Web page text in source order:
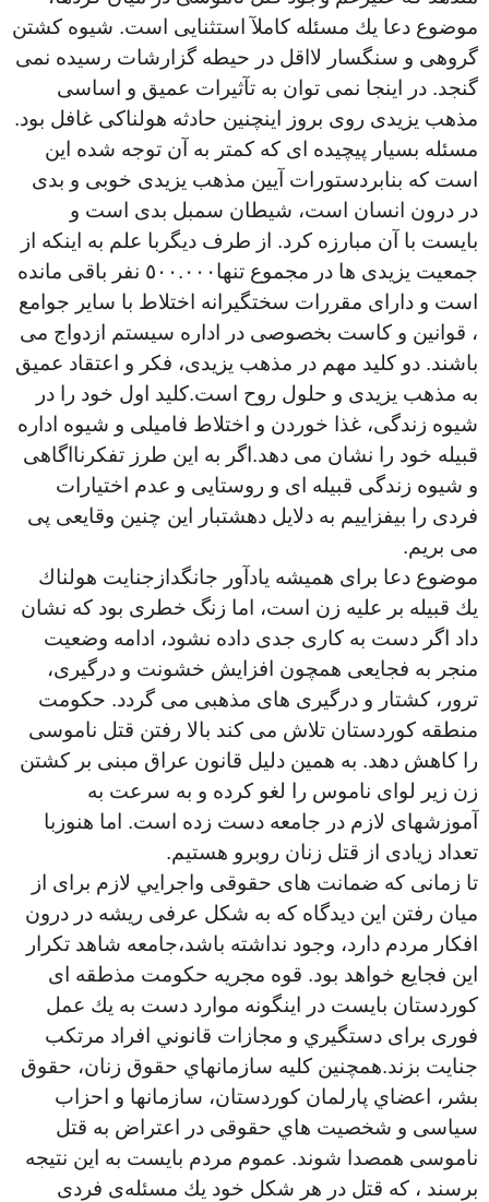
موضوع دعا يك مسئله كاملآ استثنايى است. شيوه كشتن
گروهى و سنگسار لااقل در حيطه گزارشات رسيده نمى
گنجد. در اينجا نمى توان به تآثيرات عميق و اساسى
مذهب يزيدى روى بروز اينچنين حادثه هولناكى غافل بود.
مسئله بسيار پيچيده اى كه كمتر به آن توجه شده اين
است كه بنابردستورات آیین مذهب يزيدى خوبى و بدى
در درون انسان است، شيطان سمبل بدى است و
بايست با آن مبارزه كرد. از طرف ديگربا علم به اينكه از
جمعيت يزيدى ها در مجموع تنها٥٠٠.٠٠٠ نفر باقى مانده
است و داراى مقررات سختگيرانه اختلاط با ساير جوامع
، قوانين و كاست بخصوصى در اداره سيستم ازدواج مى
باشند. دو كليد مهم در مذهب يزيدى، فكر و اعتقاد عميق
به مذهب يزيدى و حلول روح است.كليد اول خود را در
شيوه زندگى، غذا خوردن و اختلاط فاميلى و شيوه اداره
قبيله خود را نشان مى دهد.اگر به اين طرز تفكرنااگاهى
و شيوه زندگى قبيله اى و روستايى و عدم اختيارات
فردى را بيفزاييم به دلايل دهشتبار اين چنين وقايعى پى
مى بريم.
موضوع دعا براى هميشه يادآور جانگدازجنايت هولناك
يك قبيله بر عليه زن است، اما زنگ خطرى بود كه نشان
داد اگر دست به كارى جدى داده نشود، ادامه وضعيت
منجر به فجايعی همچون افزايش خشونت و درگيرى،
ترور، كشتار و درگيرى هاى مذهبى مى گردد. حكومت
منطقه كوردستان تلاش مى كند بالا رفتن قتل ناموسى
را كاهش دهد. به همين دليل قانون عراق مبنى بر كشتن
زن زير لواى ناموس را لغو كرده و به سرعت به
آموزشهاى لازم در جامعه دست زده است. اما هنوزبا
تعداد زيادى از قتل زنان روبرو هستيم.
تا زمانى كه ضمانت هاى حقوقى واجرايي لازم براى از
ميان رفتن اين ديدگاه كه به شكل عرفى ريشه در درون
افكار مردم دارد، وجود نداشته باشد،جامعه شاهد تكرار
اين فجايع خواهد بود. قوه مجريه حكومت مذطقه اى
كوردستان بايست در اينگونه موارد دست به يك عمل
فورى براى دستگيري و مجازات قانوني افراد مرتكب
جنايت بزند.همچنين كليه سازمانهاي حقوق زنان، حقوق
بشر، اعضاي پارلمان كوردستان، سازمانها و احزاب
سياسى و شخصيت هاي حقوقى در اعتراض به قتل
ناموسى همصدا شوند. عموم مردم بايست به اين نتيجه
برسند ، كه قتل در هر شكل خود يك مسئلەی فردى